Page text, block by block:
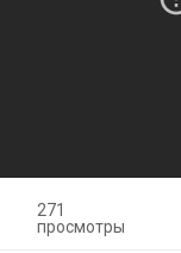
271
просмотры